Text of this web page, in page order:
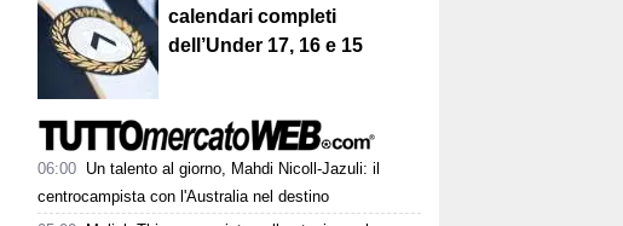
calendari completi
dell’Under 17, 16 e 15
06:00 Un talento al giorno, Mahdi Nicoll-Jazuli: il
centrocampista con l'Australia nel destino